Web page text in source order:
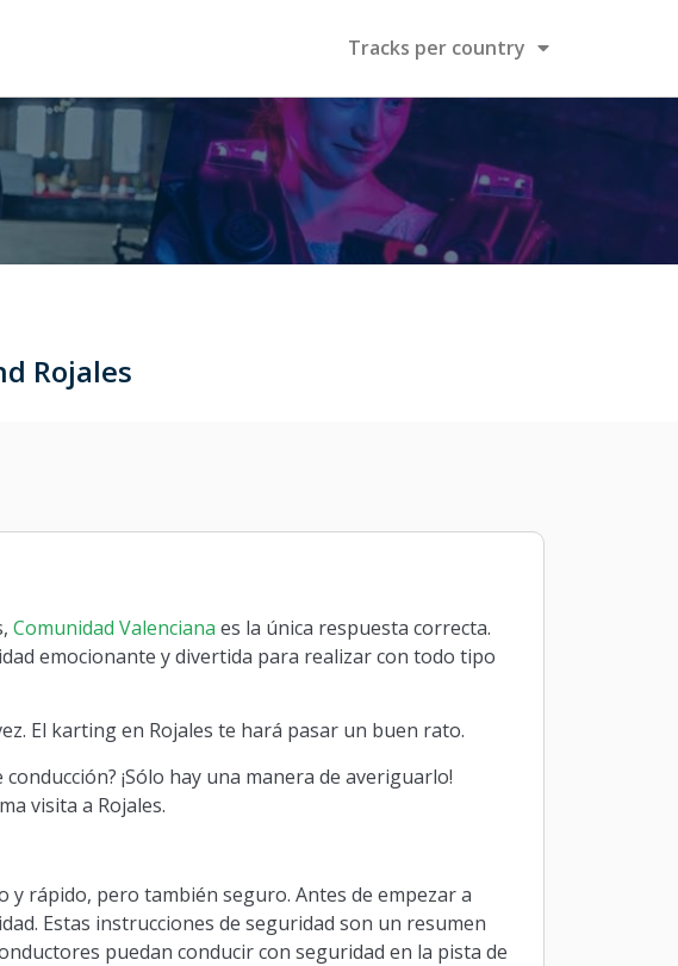
Tracks per country
Rojales
Comunidad Valenciana es la única respuesta correcta.
emocionante y divertida para realizar con todo tipo
El karting en Rojales te hará pasar un buen rato.
¡Sólo hay una manera de averiguarlo!
visita a Rojales.
y rápido, pero también seguro. Antes de empezar a
Estas instrucciones de seguridad son un resumen
puedan conducir con seguridad en la pista de